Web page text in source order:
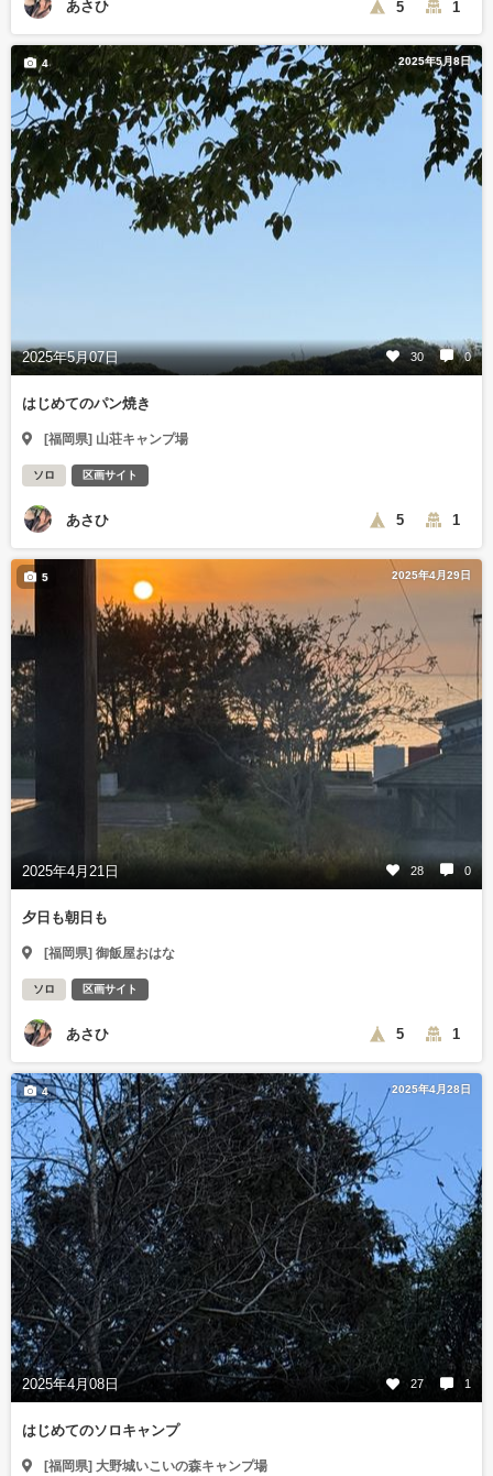
あさひ 5 1
2025年5月8日
2025年5月07日 30 0
4
はじめてのパン焼き
[福岡県] 山荘キャンプ場
ソロ 区画サイト
あさひ 5 1
2025年4月29日
2025年4月21日 28 0
5
夕日も朝日も
[福岡県] 御飯屋おはな
ソロ 区画サイト
あさひ 5 1
2025年4月28日
2025年4月08日 27 1
4
はじめてのソロキャンプ
[福岡県] 大野城いこいの森キャンプ場